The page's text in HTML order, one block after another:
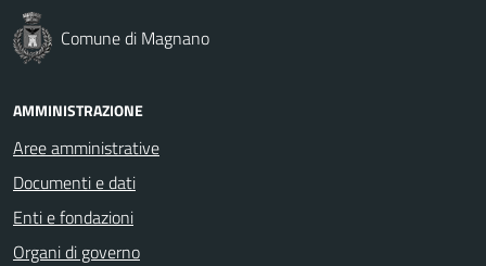
Comune di Magnano
AMMINISTRAZIONE
Aree amministrative
Documenti e dati
Enti e fondazioni
Organi di governo